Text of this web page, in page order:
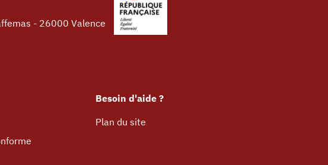
- 26000 Valence
Besoin d'aide ?
Plan du site